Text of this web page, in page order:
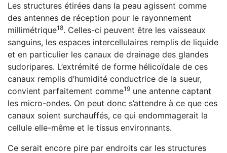
Les structures étirées dans la peau agissent comme
des antennes de réception pour le rayonnement
millimétrique18. Celles-ci peuvent être les vaisseaux
sanguins, les espaces intercellulaires remplis de liquide
et en particulier les canaux de drainage des glandes
sudoripares. L’extrémité de forme hélicoïdale de ces
canaux remplis d’humidité conductrice de la sueur,
convient parfaitement comme19 une antenne captant
les micro-ondes. On peut donc s’attendre à ce que ces
canaux soient surchauffés, ce qui endommagerait la
cellule elle-même et le tissus environnants.
Ce serait encore pire par endroits car les structures